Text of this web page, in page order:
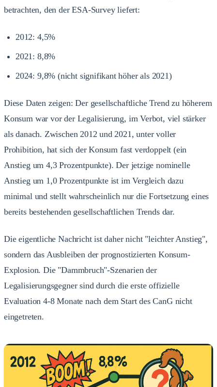
betrachten, den der ESA-Survey liefert:
2012: 4,5%
2021: 8,8%
2024: 9,8% (nicht signifikant höher als 2021)
Diese Daten zeigen: Der gesellschaftliche Trend zu höherem
Konsum war vor der Legalisierung, im Verbot, viel stärker
als danach. Zwischen 2012 und 2021, unter voller
Prohibition, hat sich der Konsum fast verdoppelt (ein
Anstieg um 4,3 Prozentpunkte). Der jetzige nominelle
Anstieg um 1,0 Prozentpunkte ist im Vergleich dazu
minimal und stellt wahrscheinlich nur die Fortsetzung eines
bereits bestehenden gesellschaftlichen Trends dar.
Die eigentliche Nachricht ist daher nicht "leichter Anstieg",
sondern das Ausbleiben der prognostizierten Konsum-
Explosion. Die "Dammbruch"-Szenarien der
Legalisierungsgegner sind durch die erste offizielle
Evaluation 4-8 Monate nach dem Start des CanG nicht
eingetreten.